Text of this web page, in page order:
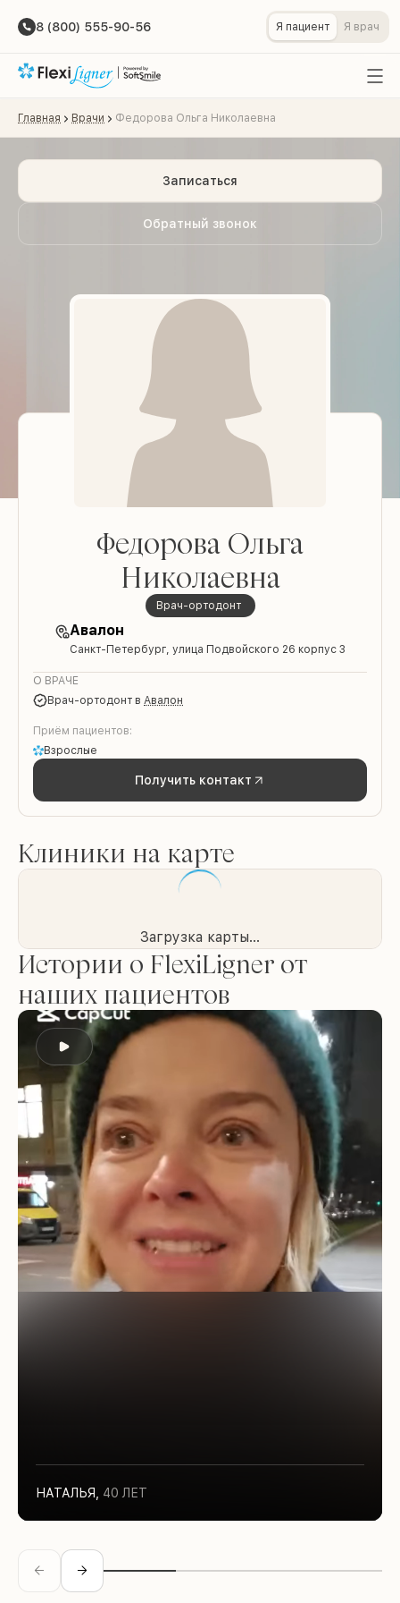
8 (800) 555-90-56 Я пациент Я врач
Главная Врачи Федорова Ольга Николаевна
Обратный звонок
Записаться
Федорова Ольга
Николаевна
Врач-ортодонт
Авалон
Санкт-Петербург, улица Подвойского 26 корпус 3
О ВРАЧЕ
Врач-ортодонт в Авалон
Приём пациентов:
Взрослые
Получить контакт
Клиники на карте
Загрузка карты...
Истории о FlexiLigner от
наших пациентов
НАТАЛЬЯ, 40 ЛЕТ